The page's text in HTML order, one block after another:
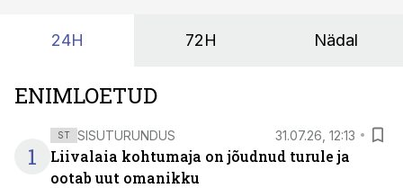
24H 72H Nädal
ENIMLOETUD
1
ST SISUTURUNDUS 31.07.26, 12:13
Liivalaia kohtumaja on jõudnud turule ja
ootab uut omanikku